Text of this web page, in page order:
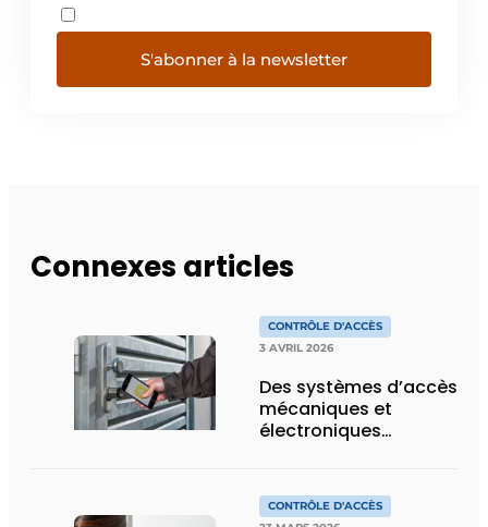
S'abonner à la newsletter
Connexes articles
CONTRÔLE D'ACCÈS
3 AVRIL 2026
Des systèmes d’accès
mécaniques et
électroniques
CONTRÔLE D'ACCÈS